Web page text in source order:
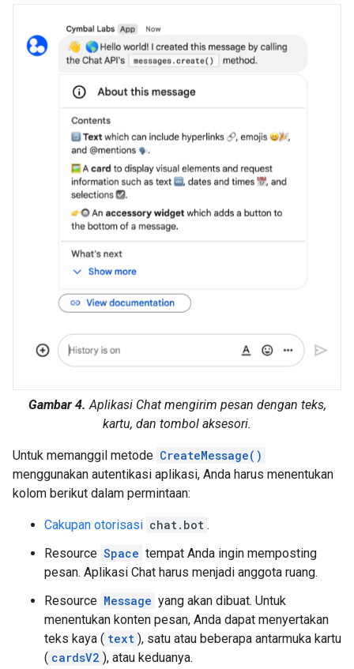
Gambar 4. Aplikasi Chat mengirim pesan dengan teks,
kartu, dan tombol aksesori.
Untuk memanggil metode CreateMessage()
menggunakan autentikasi aplikasi, Anda harus menentukan
kolom berikut dalam permintaan:
Cakupan otorisasi chat.bot .
Resource Space tempat Anda ingin memposting
pesan. Aplikasi Chat harus menjadi anggota ruang.
Resource Message yang akan dibuat. Untuk
menentukan konten pesan, Anda dapat menyertakan
teks kaya ( text ), satu atau beberapa antarmuka kartu
( cardsV2 ), atau keduanya.